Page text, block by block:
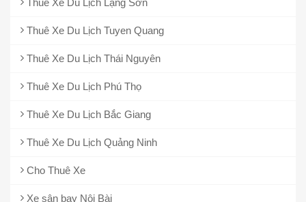
Thuê Xe Du Lịch Lạng Sơn
Thuê Xe Du Lịch Tuyen Quang
Thuê Xe Du Lịch Thái Nguyên
Thuê Xe Du Lịch Phú Thọ
Thuê Xe Du Lịch Bắc Giang
Thuê Xe Du Lịch Quảng Ninh
Cho Thuê Xe
Xe sân bay Nội Bài